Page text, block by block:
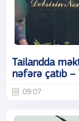
Tailandda
nəfərə çatıb –
09:07